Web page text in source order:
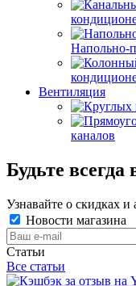
Напольно-
Вентиляция
каналов
Будьте всегда
Узнавайте о скидках
Новости магазина
Статьи
Все статьи